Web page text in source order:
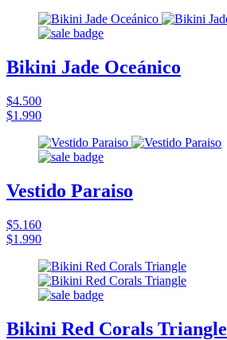
Bikini Jade Oceánico
$4.500
$1.990
Vestido Paraiso
$5.160
$1.990
Bikini Red Corals Triangle